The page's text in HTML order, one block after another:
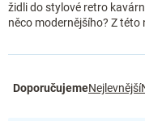
židli do stylové retro
něco modernějšího? Z
a
DoporučujemeNejlevnější